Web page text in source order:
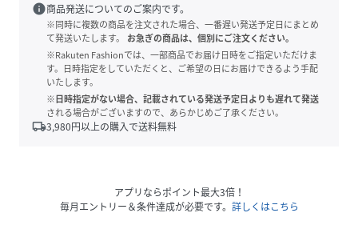
info商品発送についてのご案内です。
※同時に複数の商品を注文された場合、一番遅い発送予定日にまとめ
て発送いたします。
お急ぎの商品は、個別にご注文ください。
※Rakuten Fashionでは、一部商品でお届け日時をご指定いただけま
す。日時指定をしていただくと、ご希望の日にお届けできるよう手配
いたします。
※日時指定がない場合、記載されている発送予定日よりも遅れて発送
される場合がございますので、あらかじめご了承ください。
local_shipping3,980円以上の購入で送料無料
アプリならポイント最大3倍！
毎月エントリー＆条件達成が必要です。 詳しくはこちら